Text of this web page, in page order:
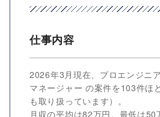
仕事内容
2026年3月現在、プロエンジニ
マネージャー の案件を103件ほ
も取り扱っています）。
月収の平均は82万円。最低は